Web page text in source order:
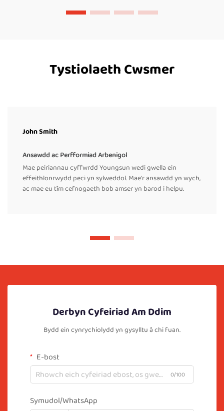
Tystiolaeth Cwsmer
John Smith
Ansawdd ac Perfformiad Arbenigol
Mae peiriannau cyffwrdd Youngsun wedi gwella ein
effeithlonrwydd peci yn sylweddol. Mae'r ansawdd yn wych,
ac mae eu tîm cefnogaeth bob amser yn barod i helpu.
Derbyn Cyfeiriad Am Ddim
Bydd ein cynrychiolydd yn gysylltu â chi fuan.
E-bost
0/100
Symudol/WhatsApp